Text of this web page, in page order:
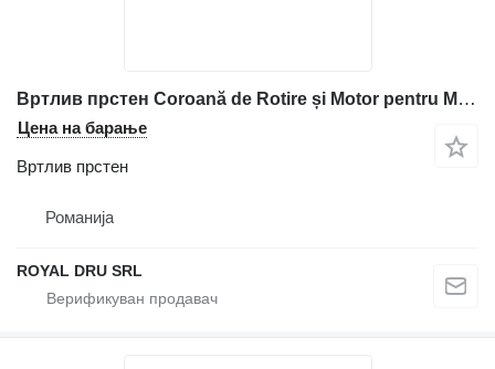
Вртлив прстен Coroană de Rotire și Motor pentru Miniexcavator за мини багер Caterpillar 307 B
Цена на барање
Вртлив прстен
Романија
ROYAL DRU SRL